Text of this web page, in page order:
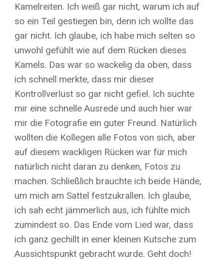
Kamelreiten. Ich weiß gar nicht, warum ich auf
so ein Teil gestiegen bin, denn ich wollte das
gar nicht. Ich glaube, ich habe mich selten so
unwohl gefühlt wie auf dem Rücken dieses
Kamels. Das war so wackelig da oben, dass
ich schnell merkte, dass mir dieser
Kontrollverlust so gar nicht gefiel. Ich suchte
mir eine schnelle Ausrede und auch hier war
mir die Fotografie ein guter Freund. Natürlich
wollten die Kollegen alle Fotos von sich, aber
auf diesem wackligen Rücken war für mich
natürlich nicht daran zu denken, Fotos zu
machen. Schließlich brauchte ich beide Hände,
um mich am Sattel festzukrallen. Ich glaube,
ich sah echt jämmerlich aus, ich fühlte mich
zumindest so. Das Ende vom Lied war, dass
ich ganz gechillt in einer kleinen Kutsche zum
Aussichtspunkt gebracht wurde. Geht doch!